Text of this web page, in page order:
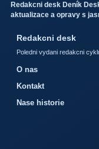
Redakcni desk Deník
aktualizace a opravy s
Redakcni desk
Poledni vydani redakcni
O nas
Kontakt
Nase historie